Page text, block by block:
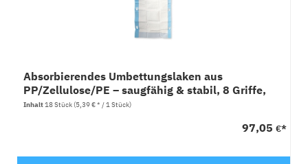
Absorbierendes Umbettungslaken aus
PP/Zellulose/PE – saugfähig & stabil, 8 Griffe,
18x1 Stück
Inhalt18 Stück(5,39 € * / 1 Stück)
97,05 €*